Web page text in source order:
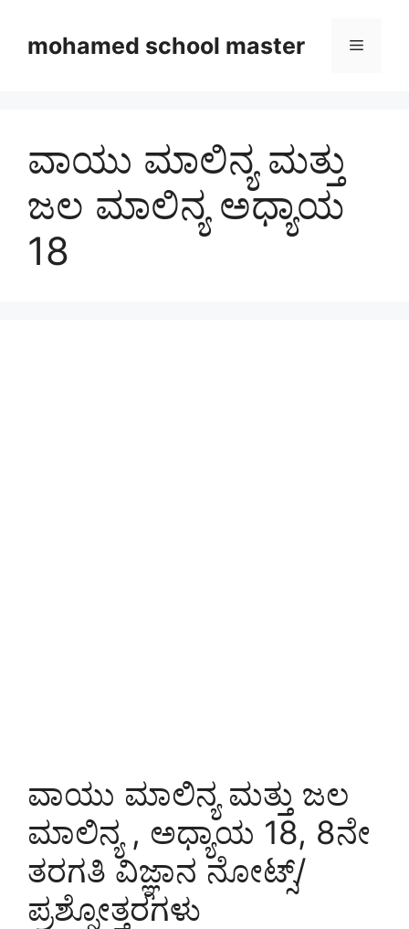
contentmohamed school master Menu
ವಾಯು ಮಾಲಿನ್ಯ ಮತ್ತು
ಜಲ ಮಾಲಿನ್ಯ ಅಧ್ಯಾಯ
18
ವಾಯು ಮಾಲಿನ್ಯ ಮತ್ತು ಜಲ
ಮಾಲಿನ್ಯ , ಅಧ್ಯಾಯ 18, 8ನೇ
ತರಗತಿ ವಿಜ್ಞಾನ ನೋಟ್ಸ್/
ಪ್ರಶ್ನೋತ್ತರಗಳು